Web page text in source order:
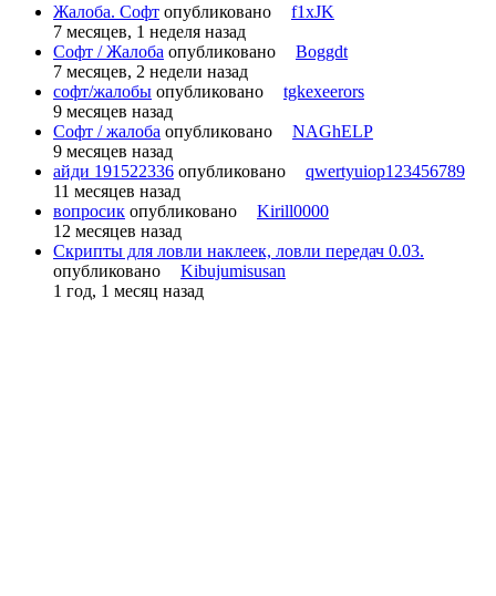
Жалоба. Софт опубликовано
f1xJK
7 месяцев, 1 неделя назад
Софт / Жалоба опубликовано
Boggdt
7 месяцев, 2 недели назад
софт/жалобы опубликовано
tgkexeerors
9 месяцев назад
Софт / жалоба опубликовано
NAGhELP
9 месяцев назад
айди 191522336 опубликовано
qwertyuiop123456789
11 месяцев назад
вопросик опубликовано
Kirill0000
12 месяцев назад
Скрипты для ловли наклеек, ловли передач 0.03.
опубликовано
Kibujumisusan
1 год, 1 месяц назад